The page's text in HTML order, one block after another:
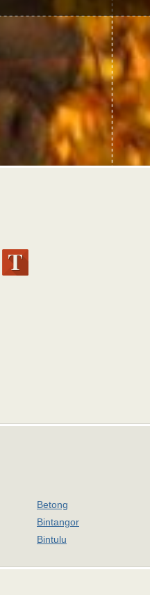
Betong
Bintangor
Bintulu